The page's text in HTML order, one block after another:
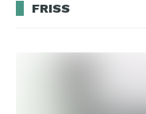
FRISS